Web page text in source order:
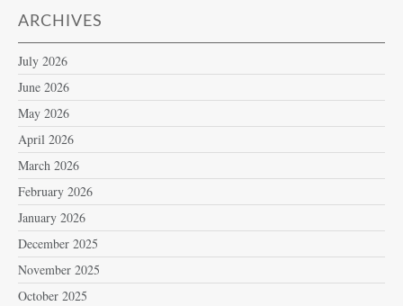
ARCHIVES
July 2026
June 2026
May 2026
April 2026
March 2026
February 2026
January 2026
December 2025
November 2025
October 2025